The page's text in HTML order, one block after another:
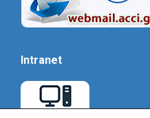
Intranet